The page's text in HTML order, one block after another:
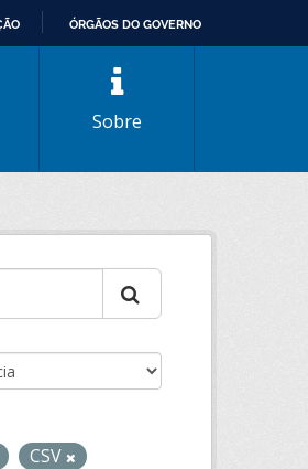
ÓRGÃOS DO GOVERNO
Sobre
CSV